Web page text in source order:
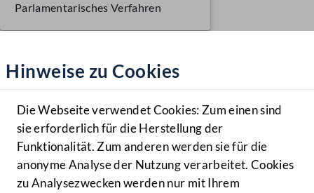
Hilfe
Benutzer
Navigationsmenü öffnen
MENÜ
Hinweise zu Cookies
Die Webseite verwendet Cookies: Zum einen sind
sie erforderlich für die Herstellung der
Funktionalität. Zum anderen werden sie für die
anonyme Analyse der Nutzung verarbeitet. Cookies
zu Analysezwecken werden nur mit Ihrem
Parlamentarisches Verfahren